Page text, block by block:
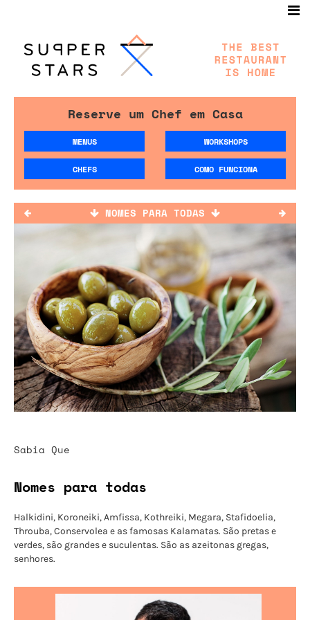
Reserve um Chef em Casa
MENUS WORKSHOPS
CHEFS COMO FUNCIONA
NOMES PARA TODAS
Sabia Que
Nomes para todas
Halkidini, Koroneiki, Amfissa, Kothreiki, Megara, Stafidoelia,
Throuba, Conservolea e as famosas Kalamatas. São pretas e
verdes, são grandes e suculentas. São as azeitonas gregas,
senhores.